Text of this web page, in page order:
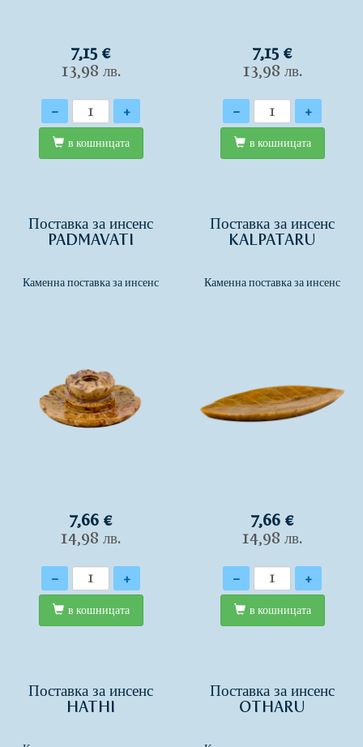
7,15 €
13,98 лв.
Количество
- +
в кошницата
7,15 €
13,98 лв.
Количество
- +
в кошницата
Поставка за инсенс
PADMAVATI
Каменна поставка за инсенс
7,66 €
14,98 лв.
Количество
- +
в кошницата
Поставка за инсенс
KALPATARU
Каменна поставка за инсенс
7,66 €
14,98 лв.
Количество
- +
в кошницата
Поставка за инсенс
HATHI
Поставка за инсенс
OTHARU